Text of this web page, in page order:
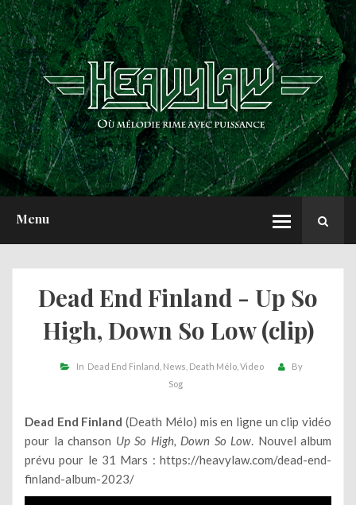
Menu
ACCUEIL
NEWS
CHRONIQUES
INTERVIEWS
REPORTS
A PROPOS
Dead End Finland - Up So
High, Down So Low (clip)
In Dead End Finland News Death Mélo Video
By
Sog
Dead End Finland (Death Mélo) mis en ligne un clip vidéo
pour la chanson Up So High, Down So Low. Nouvel album
prévu pour le 31 Mars : https://heavylaw.com/dead-end-
finland-album-2023/